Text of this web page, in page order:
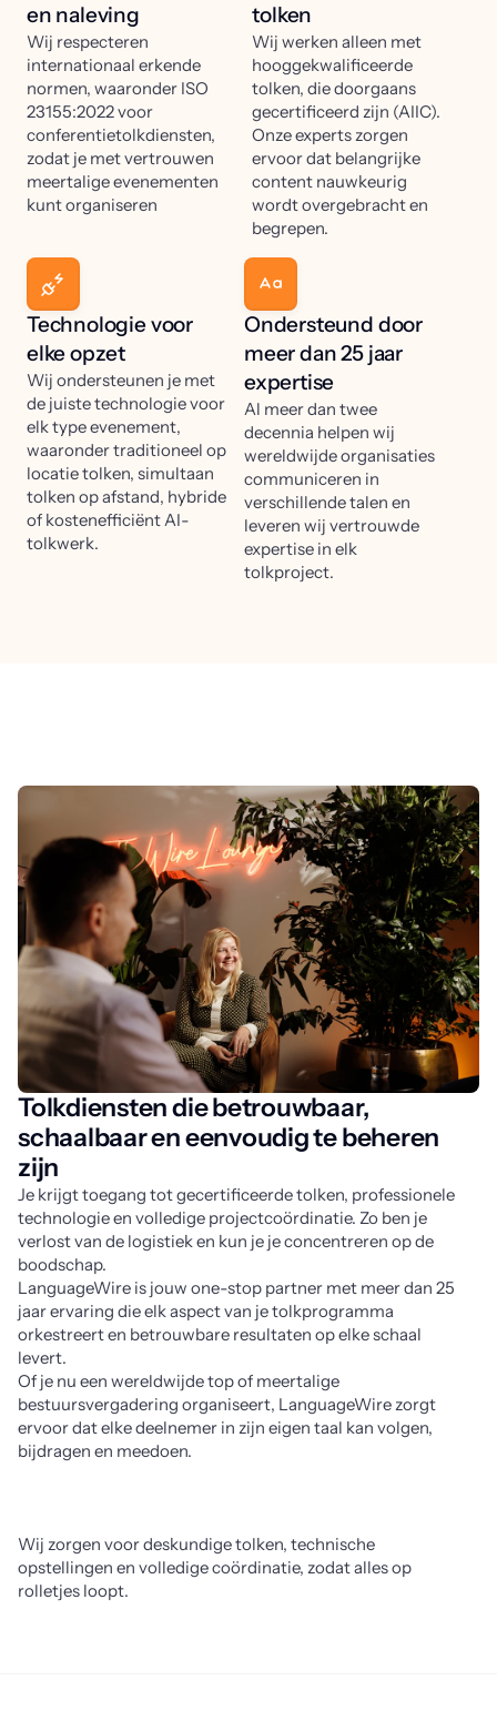
en naleving
Wij respecteren
internationaal erkende
normen, waaronder ISO
23155:2022 voor
conferentietolkdiensten,
zodat je met vertrouwen
meertalige evenementen
kunt organiseren
tolken
Wij werken alleen met
hooggekwalificeerde
tolken, die doorgaans
gecertificeerd zijn (AIIC).
Onze experts zorgen
ervoor dat belangrijke
content nauwkeurig
wordt overgebracht en
begrepen.
Technologie voor
elke opzet
Wij ondersteunen je met
de juiste technologie voor
elk type evenement,
waaronder traditioneel op
locatie tolken, simultaan
tolken op afstand, hybride
of kostenefficiënt AI-
tolkwerk.
Ondersteund door
meer dan 25 jaar
expertise
Al meer dan twee
decennia helpen wij
wereldwijde organisaties
communiceren in
verschillende talen en
leveren wij vertrouwde
expertise in elk
tolkproject.
Tolkdiensten die betrouwbaar,
schaalbaar en eenvoudig te beheren
zijn
Je krijgt toegang tot gecertificeerde tolken, professionele
technologie en volledige projectcoördinatie. Zo ben je
verlost van de logistiek en kun je je concentreren op de
boodschap.
LanguageWire is jouw one-stop partner met meer dan 25
jaar ervaring die elk aspect van je tolkprogramma
orkestreert en betrouwbare resultaten op elke schaal
levert.
Of je nu een wereldwijde top of meertalige
bestuursvergadering organiseert, LanguageWire zorgt
ervoor dat elke deelnemer in zijn eigen taal kan volgen,
bijdragen en meedoen.
Wij zorgen voor deskundige tolken, technische
opstellingen en volledige coördinatie, zodat alles op
rolletjes loopt.